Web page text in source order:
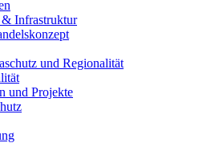
Infrastruktur
und Regionalität
und Projekte